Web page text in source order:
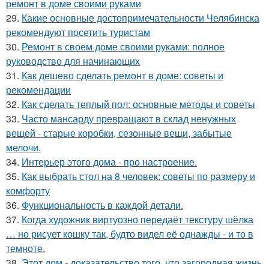
ремонт в доме своими руками
29. Какие основные достопримечательности Челябинска
рекомендуют посетить туристам
30. Ремонт в своем доме своими руками: полное
руководство для начинающих
31. Как дешево сделать ремонт в доме: советы и
рекомендации
32. Как сделать теплый пол: основные методы и советы
33. Часто мансарду превращают в склад ненужных
вещей - старые коробки, сезонные вещи, забытые
мелочи.
34. Интерьер этого дома - про настроение.
35. Как выбрать стол на 8 человек: советы по размеру и
комфорту
36. Функциональность в каждой детали.
37. Когда художник виртуозно передаёт текстуру шёлка
… но рисует кошку так, будто видел её однажды - и то в
темноте.